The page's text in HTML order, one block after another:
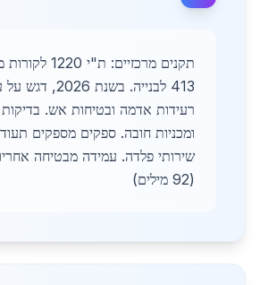
תקנים מרכזיים:
413 לבנייה. בשנת
רעידות אדמה ובטיחות אש. בדיקות
ומכניות חובה. ספקים מספקים
שירותי פלדה. עמידה מבטיחה
(92 מילים)